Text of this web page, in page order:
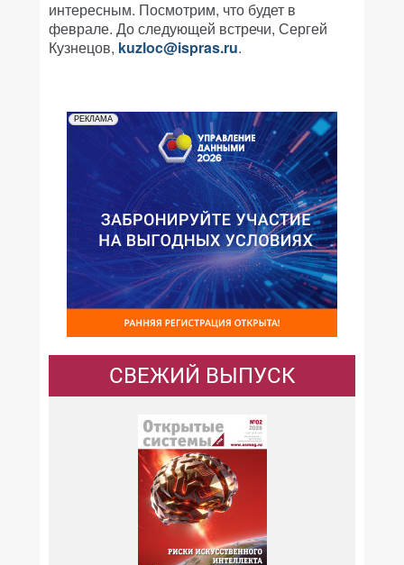
интересным. Посмотрим, что будет в
феврале. До следующей встречи, Сергей
Кузнецов, kuzloc@ispras.ru.
РЕКЛАМА
СВЕЖИЙ ВЫПУСК